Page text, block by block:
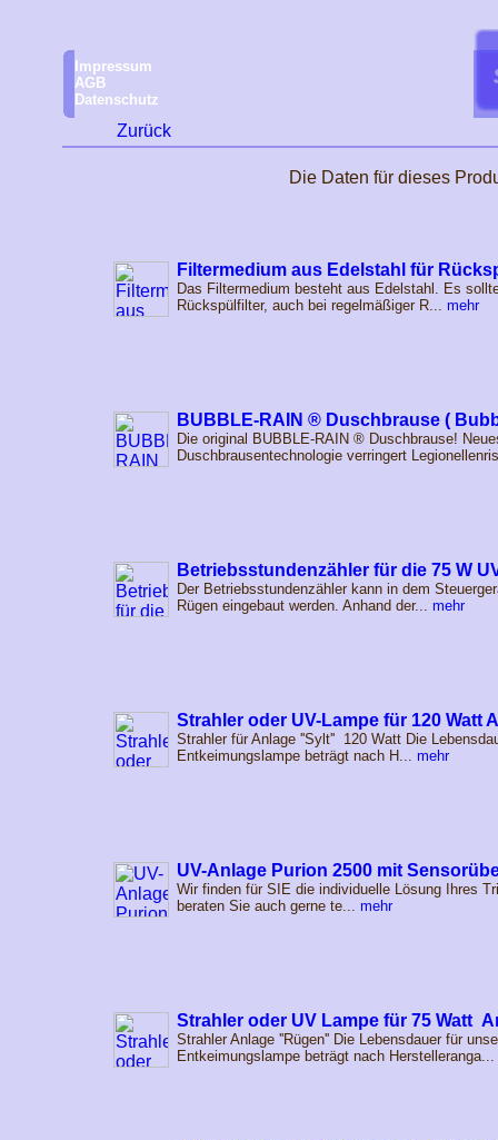
Impressum
AGB
Datenschutz
Zurück
Die Daten für dieses
Filtermedium aus Edelstahl für
Das Filtermedium besteht aus Edelstahl. Es
Rückspülfilter, auch bei regelmäßiger R... mehr
BUBBLE-RAIN ® Duschbrause (
Die original BUBBLE-RAIN ® Duschbrause!
Duschbrausentechnologie verringert
Betriebsstundenzähler für die 75 W
Der Betriebsstundenzähler kann in dem
Rügen eingebaut werden. Anhand der... mehr
Strahler oder UV-Lampe für 120 Watt
Strahler für Anlage ''Sylt'' 120 Watt Die
Entkeimungslampe beträgt nach H... mehr
UV-Anlage Purion 2500 mit
Wir finden für SIE die individuelle Lösung Ihres
beraten Sie auch gerne te... mehr
Strahler oder UV Lampe für 75 Watt
Strahler Anlage ''Rügen'' Die Lebensdauer für
Entkeimungslampe beträgt nach Herstelleranga...